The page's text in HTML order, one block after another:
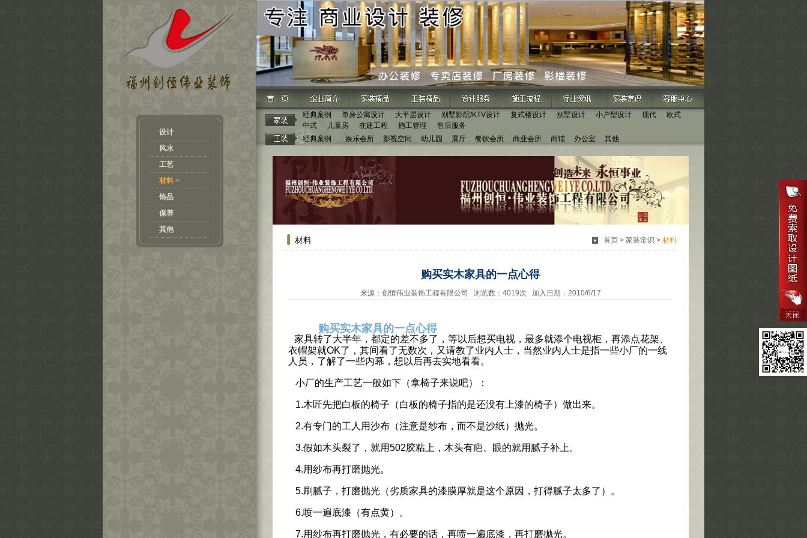
设计
风水
工艺
材料 >
饰品
保养
其他
经典案例 单身公寓设计 大平层设计 别墅影院/KTV设计 复式楼设计 别墅设计 小户型设计 现代
欧式
中式
儿童房 在建工程 施工管理
售后服务
经典案例
娱乐会所 影视空间 幼儿园 展厅 餐饮会所 商业会所 商铺 办公室 其他
材料 首页> 家装常识 > 材料
购买实木家具的一点心得
来源：创恒伟业装饰工程有限公司 浏览数：4019次 加入日期：2010/6/17
购买实木家具的一点心得
家具转了大半年，都定的差不多了，等以后想买电视，最多就添个电视柜，再添点花架、
衣帽架就OK了，其间看了无数次，又请教了业内人士，当然业内人士是指一些小厂的一线
人员，了解了一些内幕，想以后再去实地看看。
小厂的生产工艺一般如下（拿椅子来说吧）：
1.木匠先把白板的椅子（白板的椅子指的是还没有上漆的椅子）做出来。
2.有专门的工人用沙布（注意是纱布，而不是沙纸）抛光。
3.假如木头裂了，就用502胶粘上，木头有疤、眼的就用腻子补上。
4.用纱布再打磨抛光。
5.刷腻子，打磨抛光（劣质家具的漆膜厚就是这个原因，打得腻子太多了）。
6.喷一遍底漆（有点黄）。
7.用纱布再打磨抛光，有必要的话，再喷一遍底漆，再打磨抛光。